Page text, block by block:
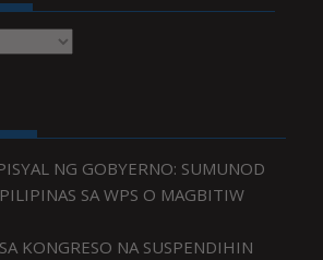
NG GOBYERNO: SUMUNOD
SA WPS O MAGBITIW
KONGRESO NA SUSPENDIHIN